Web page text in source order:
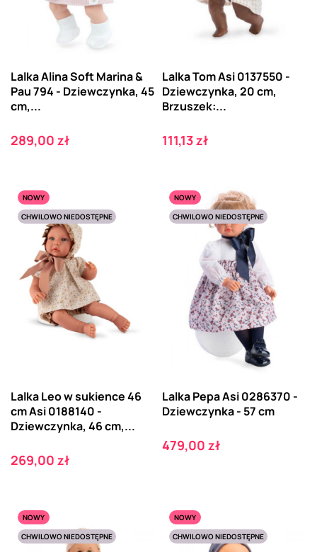
Lalka Alina Soft Marina &
Pau 794 - Dziewczynka, 45
cm,...
Cena
289,00 zł
Lalka Tom Asi 0137550 -
Dziewczynka, 20 cm,
Brzuszek:...
Cena
111,13 zł
NOWY
CHWILOWO NIEDOSTĘPNE
Lalka Leo w sukience 46
cm Asi 0188140 -
Dziewczynka, 46 cm,...
Cena
269,00 zł
NOWY
CHWILOWO NIEDOSTĘPNE
Lalka Pepa Asi 0286370 -
Dziewczynka - 57 cm
Cena
479,00 zł
NOWY
CHWILOWO NIEDOSTĘPNE
NOWY
CHWILOWO NIEDOSTĘPNE